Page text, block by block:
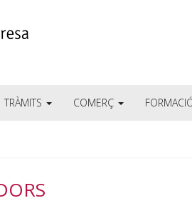
TRÀMITS COMERÇ